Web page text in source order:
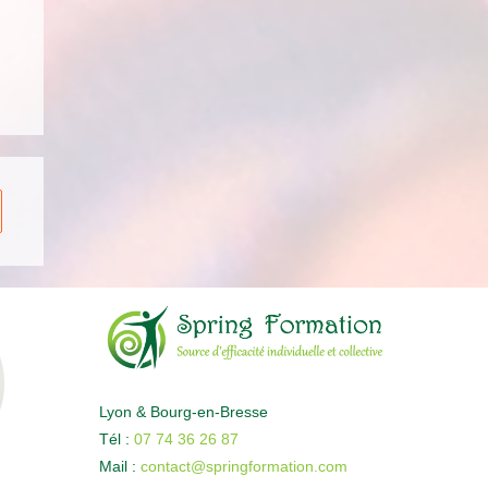
Lyon & Bourg-en-Bresse
Tél : 07 74 36 26 87
Mail : contact@springformation.com